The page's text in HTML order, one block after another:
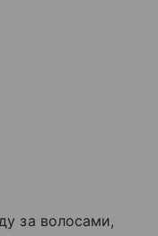
за волосами,